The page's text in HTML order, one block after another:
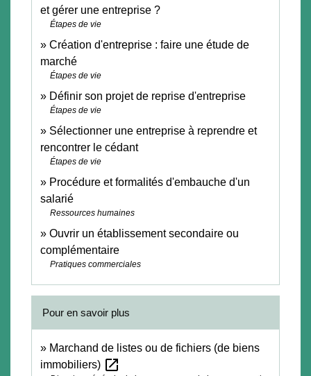
et gérer une entreprise ?
Étapes de vie
Création d'entreprise : faire une étude de
marché
Étapes de vie
Définir son projet de reprise d'entreprise
Étapes de vie
Sélectionner une entreprise à reprendre et
rencontrer le cédant
Étapes de vie
Procédure et formalités d'embauche d'un
salarié
Ressources humaines
Ouvrir un établissement secondaire ou
complémentaire
Pratiques commerciales
Pour en savoir plus
Marchand de listes ou de fichiers (de biens
immobiliers) open_in_new